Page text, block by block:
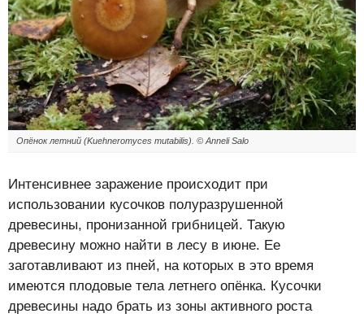
Опёнок летний (Kuehneromyces mutabilis). © Anneli Salo
Интенсивнее заражение происходит при
использовании кусочков полуразрушенной
древесины, пронизанной грибницей. Такую
древесину можно найти в лесу в июне. Ее
заготавливают из пней, на которых в это время
имеются плодовые тела летнего опёнка. Кусочки
древесины надо брать из зоны активного роста